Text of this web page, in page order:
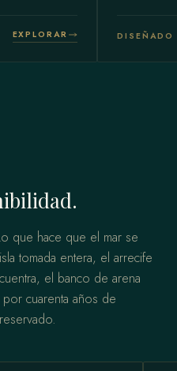
EXPLORAR
que hace que el mar se
tomada entera, el arrecife
el banco de arena
cuarenta años de